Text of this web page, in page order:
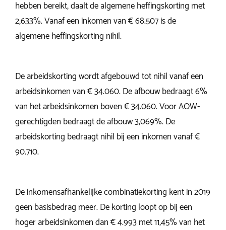
hebben bereikt, daalt de algemene heffingskorting met
2,633%. Vanaf een inkomen van € 68.507 is de
algemene heffingskorting nihil.
De arbeidskorting wordt afgebouwd tot nihil vanaf een
arbeidsinkomen van € 34.060. De afbouw bedraagt 6%
van het arbeidsinkomen boven € 34.060. Voor AOW-
gerechtigden bedraagt de afbouw 3,069%. De
arbeidskorting bedraagt nihil bij een inkomen vanaf €
90.710.
De inkomensafhankelijke combinatiekorting kent in 2019
geen basisbedrag meer. De korting loopt op bij een
hoger arbeidsinkomen dan € 4.993 met 11,45% van het